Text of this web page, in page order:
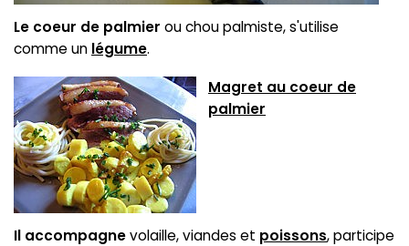
Le coeur de palmier ou chou palmiste, s'utilise
comme un légume.
Magret au coeur de
palmier
Il accompagnevolaille, viandes et poissons, participe